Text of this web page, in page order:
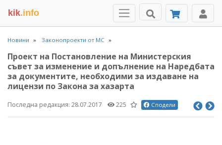
kik.info
Новини Законопроекти от МС
Проект на Постановление на Министерския
съвет за изменение и допълнение на Наредбата
за документите, необходими за издаване на
лицензи по Закона за хазарта
Последна редакция: 28.07.2017 225 Сподели